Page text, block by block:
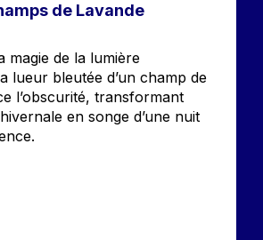
de Lavande
magie de la lumière
lueur bleutée d’un champ de
l’obscurité, transformant
en songe d’une nuit